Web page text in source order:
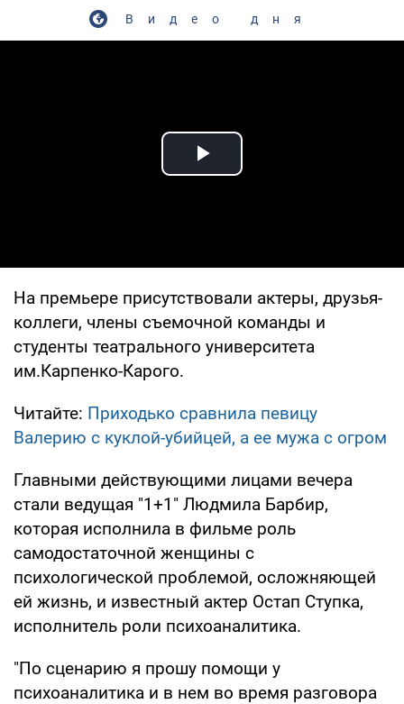
Видео дня
Play Video
На премьере присутствовали актеры, друзья-
коллеги, члены съемочной команды и
студенты театрального университета
им.Карпенко-Карого.
Читайте: Приходько сравнила певицу
Валерию с куклой-убийцей, а ее мужа с огром
Главными действующими лицами вечера
стали ведущая "1+1" Людмила Барбир,
которая исполнила в фильме роль
самодостаточной женщины с
психологической проблемой, осложняющей
ей жизнь, и известный актер Остап Ступка,
исполнитель роли психоаналитика.
"По сценарию я прошу помощи у
психоаналитика и в нем во время разговора